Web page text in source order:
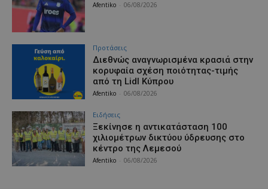
Afentiko 06/08/2026
Προτάσεις
Διεθνώς αναγνωρισμένα κρασιά στην
κορυφαία σχέση ποιότητας-τιμής
από τη Lidl Κύπρου
Afentiko 06/08/2026
Ειδήσεις
Ξεκίνησε η αντικατάσταση 100
χιλιομέτρων δικτύου ύδρευσης στο
κέντρο της Λεμεσού
Afentiko 06/08/2026